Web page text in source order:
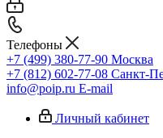
Телефоны
+7 (499) 380-77-90 Москва
+7 (812) 602-77-08 Санкт-
info@poip.ru E-mail
Личный кабинет